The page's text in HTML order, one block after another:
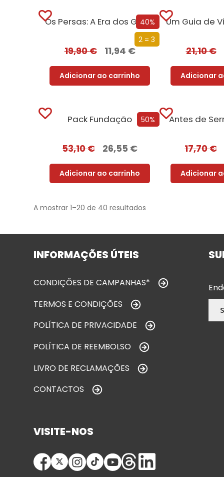
40%
2 = 3
Os Persas: A Era dos Grandes Reis
19,90€ 11,94 €
Adicionar ao carrinho
21,10€
Adicionar
50%
Pack Fundação
53,10€ 26,55 €
Adicionar ao carrinho
Antes de
17,70€
Adicionar
A mostrar 1–20 de 40 resultados
INFORMAÇÕES ÚTEIS
CONDIÇÕES DE CAMPANHAS*
TERMOS E CONDIÇÕES
POLÍTICA DE PRIVACIDADE
POLÍTICA DE REEMBOLSO
LIVRO DE RECLAMAÇÕES
CONTACTOS
VISITE-NOS